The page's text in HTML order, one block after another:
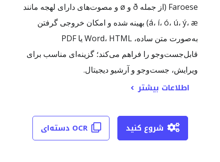
Faroese (از جمله ð و ø و مصوت‌های دارای لهجه مانند
á، í، ó، ú، ý، æ) بهینه شده و امکان خروجی گرفتن
به‌صورت متن ساده، Word، HTML یا PDF
قابل‌جست‌وجو را فراهم می‌کند؛ گزینه‌ای مناسب برای
ویرایش، جست‌وجو و آرشیو دیجیتال.
اطلاعات بیشتر
OCR دسته‌ای شروع کنید